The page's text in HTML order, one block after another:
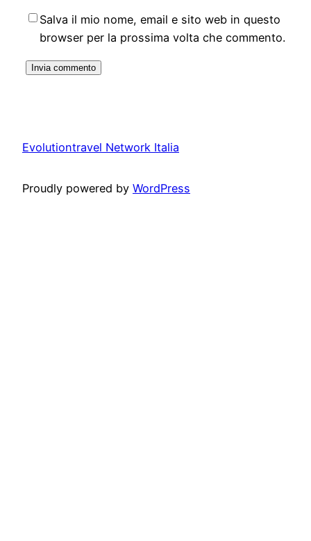
Salva il mio nome, email e sito web in questo
browser per la prossima volta che commento.
Evolutiontravel Network Italia
Proudly powered by WordPress